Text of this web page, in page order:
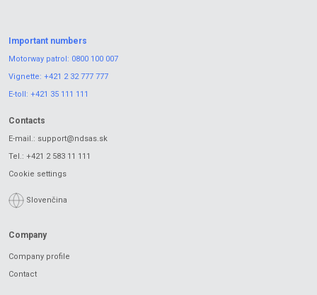
Important numbers
Motorway patrol: 0800 100 007
Vignette: +421 2 32 777 777
E-toll: +421 35 111 111
Contacts
E-mail.: support@ndsas.sk
Tel.: +421 2 583 11 111
Cookie settings
Slovenčina
Company
Company profile
Contact